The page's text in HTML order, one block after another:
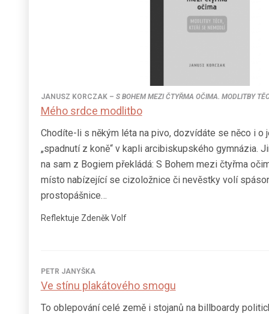
JANUSZ KORCZAK– S BOHEM MEZI ČTYŘMA OČIMA. MODLITBY
Mého srdce modlitbo
Chodíte-li s někým léta na pivo, dozvídáte se něco i o
„spadnutí z koně“ v kapli arcibiskupského gymnázia.
na sam z Bogiem překládá: S Bohem mezi čtyřma
místo nabízející se cizoložnice či nevěstky volí
prostopášnice…
Reflektuje Zdeněk Volf
PETR JANYŠKA
Ve stínu plakátového smogu
To oblepování celé země i stojanů na billboardy